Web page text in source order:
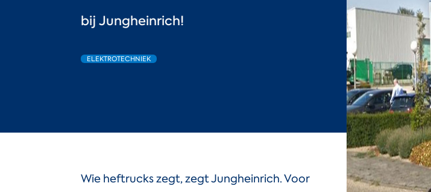
bij Jungheinrich!
ELEKTROTECHNIEK
Wie heftrucks zegt, zegt Jungheinrich. Voor